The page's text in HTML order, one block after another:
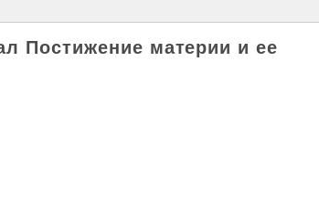
Постижение материи и ее